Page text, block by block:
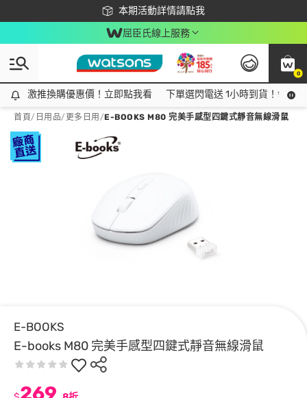
本期活動詳情請點我
下載app最高回饋$350
屈臣氏線上服務
0
激推換購優惠價！立即點我看
激推換購優惠價！立即點我看 下單選閃電送 1小時到貨！領神
首頁/ 日用品/ 更多日用 /E-BOOKS M80 完美手感型四鍵式靜音無線滑鼠
E-BOOKS
E-books M80 完美手感型四鍵式靜音無線滑鼠